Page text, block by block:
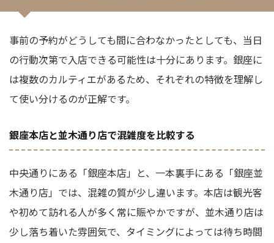
事前の予約がどうしても間に合わなかったとしても、当日
の行動次第で入店できる可能性は十分にあります。銀座に
は複数のカルティエがあるため、それぞれの特徴を理解し
て使い分けるのが正解です。
銀座本店と並木通り店で混雑度を比較する
中央通りにある「銀座本店」と、一本裏手にある「銀座並
木通り店」では、混雑の質が少し違います。本店は観光客
や初めて訪れる人が多く常に賑やかですが、並木通り店は
少し落ち着いた雰囲気で、タイミングによっては待ち時間